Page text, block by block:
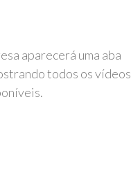
aparecerá uma aba
todos os vídeos